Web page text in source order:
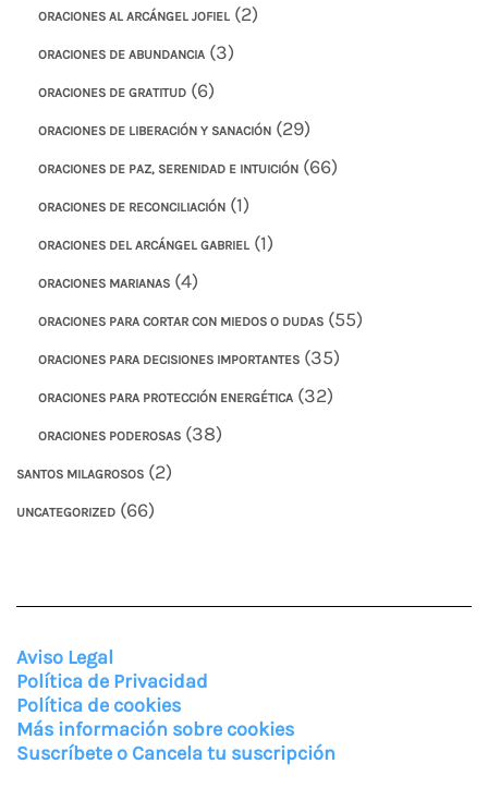
ORACIONES AL ARCÁNGEL JOFIEL (2)
ORACIONES DE ABUNDANCIA (3)
ORACIONES DE GRATITUD (6)
ORACIONES DE LIBERACIÓN Y SANACIÓN (29)
ORACIONES DE PAZ, SERENIDAD E INTUICIÓN (66)
ORACIONES DE RECONCILIACIÓN (1)
ORACIONES DEL ARCÁNGEL GABRIEL (1)
ORACIONES MARIANAS (4)
ORACIONES PARA CORTAR CON MIEDOS O DUDAS (55)
ORACIONES PARA DECISIONES IMPORTANTES (35)
ORACIONES PARA PROTECCIÓN ENERGÉTICA (32)
ORACIONES PODEROSAS (38)
SANTOS MILAGROSOS (2)
UNCATEGORIZED (66)
Aviso Legal
Política de Privacidad
Política de cookies
Más información sobre cookies
Suscríbete o Cancela tu suscripción